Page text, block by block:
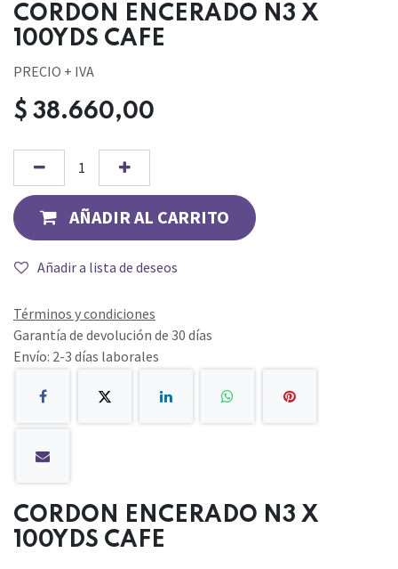
CORDON ENCERADO N3 X
100YDS CAFE
PRECIO + IVA
$ 38.660,00
AÑADIR AL CARRITO
Añadir a lista de deseos
Términos y condiciones
Garantía de devolución de 30 días
Envío: 2-3 días laborales
CORDON ENCERADO N3 X
100YDS CAFE